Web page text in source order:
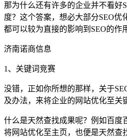
那为什么还有许多的企业并不看好
度？这个答案，想必大部分SEO优
都可以较为直接的影响到SEO的作
济南诺商信息
1、关键词竞赛
没错，正如你所想的那样，关于
及办法，来将企业的网站优化至关
什么是天然查找成果呢？例如百度
将网站优化至主页，也便是天然查